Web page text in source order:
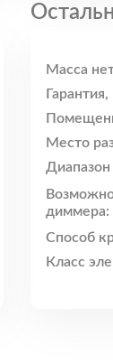
Масса
Место
Диапазон
диммера:
Способ
Класс